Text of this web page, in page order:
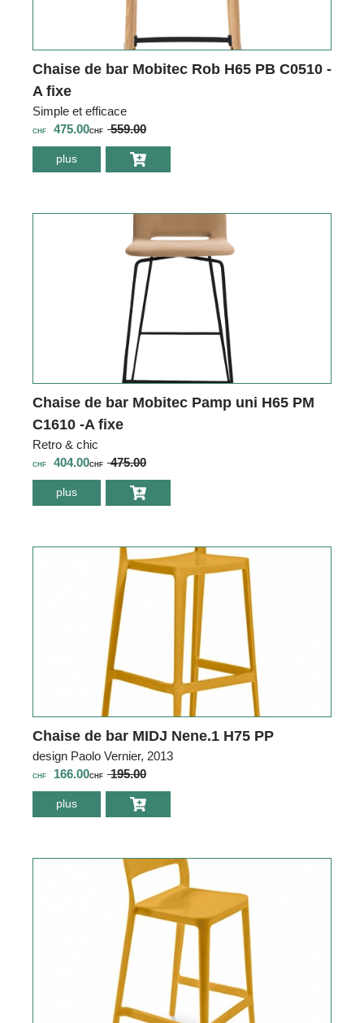
Chaise de bar Mobitec Rob H65 PB C0510 -
A fixe
Simple et efficace
CHF 475.00CHF 559.00
plus environ Chaise de
bar Mobitec Rob
Chaise de bar Mobitec Pamp uni H65 PM
C1610 -A fixe
Retro & chic
CHF 404.00CHF 475.00
plus environ Chaise de
bar Mobitec
Chaise de bar MIDJ Nene.1 H75 PP
design Paolo Vernier, 2013
CHF 166.00CHF 195.00
plus environ Chaise de
bar MIDJ Nene.1